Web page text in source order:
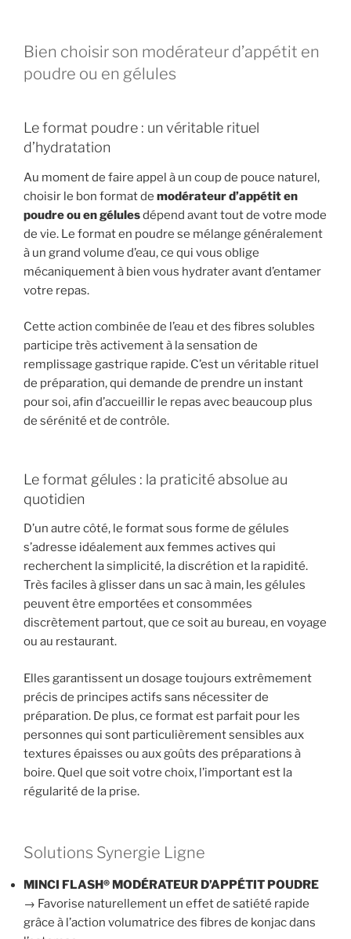
Bien choisir son modérateur d’appétit en
poudre ou en gélules
Le format poudre : un véritable rituel
d’hydratation
Au moment de faire appel à un coup de pouce naturel,
choisir le bon format de modérateur d’appétit en
poudre ou en gélulesdépend avant tout de votre mode
de vie. Le format en poudre se mélange généralement
à un grand volume d’eau, ce qui vous oblige
mécaniquement à bien vous hydrater avant d’entamer
votre repas.
Cette action combinée de l’eau et des fibres solubles
participe très activement à la sensation de
remplissage gastrique rapide. C’est un véritable rituel
de préparation, qui demande de prendre un instant
pour soi, afin d’accueillir le repas avec beaucoup plus
de sérénité et de contrôle.
Le format gélules : la praticité absolue au
quotidien
D’un autre côté, le format sous forme de gélules
s’adresse idéalement aux femmes actives qui
recherchent la simplicité, la discrétion et la rapidité.
Très faciles à glisser dans un sac à main, les gélules
peuvent être emportées et consommées
discrètement partout, que ce soit au bureau, en voyage
ou au restaurant.
Elles garantissent un dosage toujours extrêmement
précis de principes actifs sans nécessiter de
préparation. De plus, ce format est parfait pour les
personnes qui sont particulièrement sensibles aux
textures épaisses ou aux goûts des préparations à
boire. Quel que soit votre choix, l’important est la
régularité de la prise.
Solutions Synergie Ligne
MINCI FLASH® MODÉRATEUR D’APPÉTIT POUDRE
→ Favorise naturellement un effet de satiété rapide
grâce à l’action volumatrice des fibres de konjac dans